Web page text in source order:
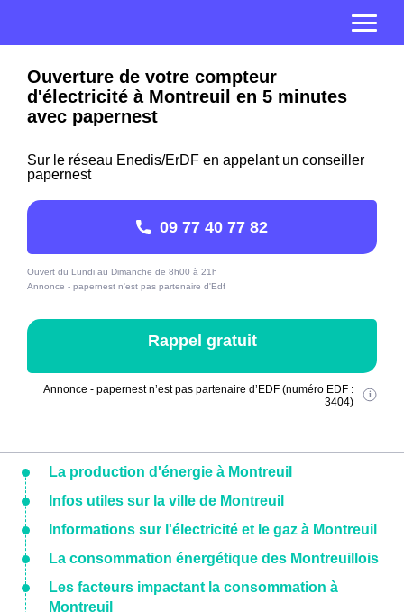
Ouverture de votre compteur
d'électricité à Montreuil en 5 minutes
avec papernest
Sur le réseau Enedis/ErDF en appelant un conseiller
papernest
09 77 40 77 82
Ouvert du Lundi au Dimanche de 8h00 à 21h
Annonce - papernest n'est pas partenaire d'Edf
Rappel gratuit
Annonce - papernest n’est pas partenaire d’EDF (numéro EDF :
3404)
La production d'énergie à Montreuil
Infos utiles sur la ville de Montreuil
Informations sur l'électricité et le gaz à Montreuil
La consommation énergétique des Montreuillois
Les facteurs impactant la consommation à
Montreuil